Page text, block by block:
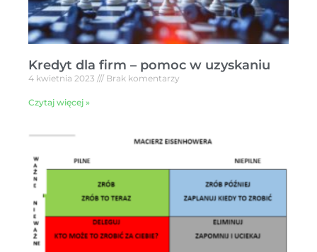
Kredyt dla firm – pomoc w uzyskaniu
4 kwietnia 2023 Brak komentarzy
Czytaj więcej »